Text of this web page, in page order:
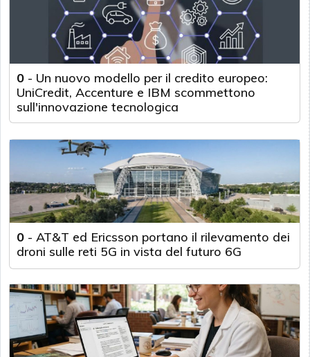
0 - Un nuovo modello per il credito europeo:
UniCredit, Accenture e IBM scommettono
sull'innovazione tecnologica
0 - AT&T ed Ericsson portano il rilevamento dei
droni sulle reti 5G in vista del futuro 6G